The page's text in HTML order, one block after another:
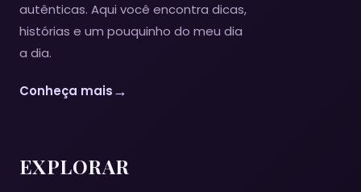
autênticas. Aqui você encontra dicas,
histórias e um pouquinho do meu dia
a dia.
Conheça mais→
EXPLORAR